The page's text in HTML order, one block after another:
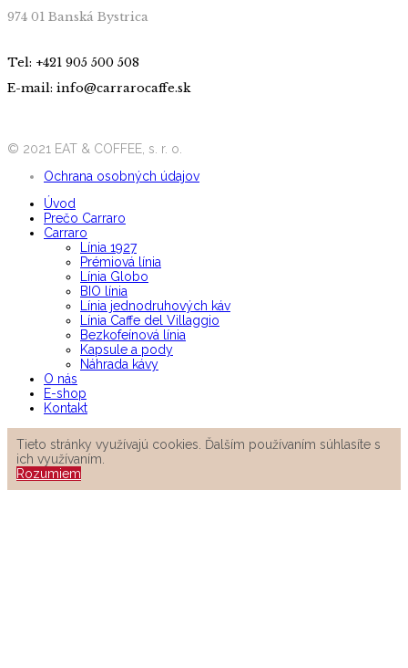
974 01 Banská Bystrica
Tel: +421 905 500 508
E-mail: info@carrarocaffe.sk
© 2021 EAT & COFFEE, s. r. o.
Ochrana osobných údajov
Úvod
Prečo Carraro
Carraro
Línia 1927
Prémiová línia
Línia Globo
BIO línia
Línia jednodruhových káv
Línia Caffe del Villaggio
Bezkofeínová línia
Kapsule a pody
Náhrada kávy
O nás
E-shop
Kontakt
Tieto stránky využívajú cookies. Ďalším používaním súhlasíte s
ich využívaním.
Rozumiem